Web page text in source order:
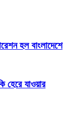
হল বাংলাদেশে
হেরে যাওয়ার